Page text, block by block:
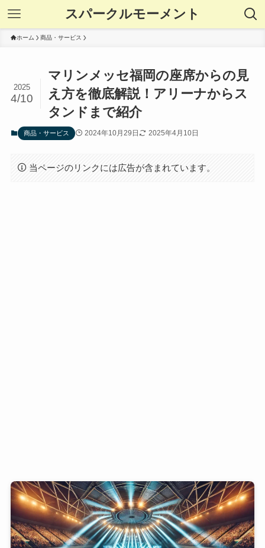
スパークルモーメント
ホーム 商品・サービス
マリンメッセ福岡の座席からの見
え方を徹底解説！アリーナからス
タンドまで紹介
2025
4/10
商品・サービス 2024年10月29日 2025年4月10日
当ページのリンクには広告が含まれています。